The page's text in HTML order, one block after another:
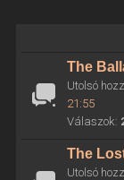
The
Utolsó
21:55
Válaszok:
The
Utolsó